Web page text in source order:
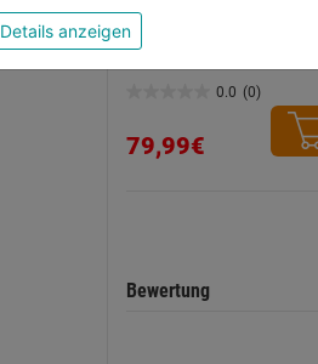
0.0 (0)
von
79,99€
Bewertung
Details anzeigen